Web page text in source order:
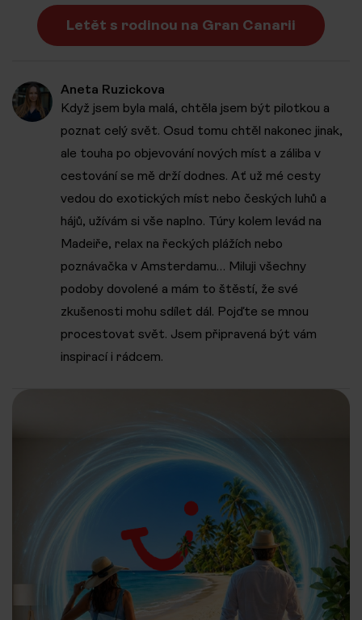
Letět s rodinou na Gran Canarii
Aneta Ruzickova
Když jsem byla malá, chtěla jsem být pilotkou a
poznat celý svět. Osud tomu chtěl nakonec jinak,
ale touha po objevování nových míst a záliba v
cestování se mě drží dodnes. Ať už mé cesty
vedou do exotických míst nebo českých luhů a
hájů, užívám si vše naplno. Túry kolem levád na
Madeiře, relax na řeckých plážích nebo
poznávačka v Amsterdamu… Miluji všechny
podoby dovolené a mám to štěstí, že své
zkušenosti mohu sdílet dál. Pojďte se mnou
procestovat svět. Jsem připravená být vám
inspirací i rádcem.